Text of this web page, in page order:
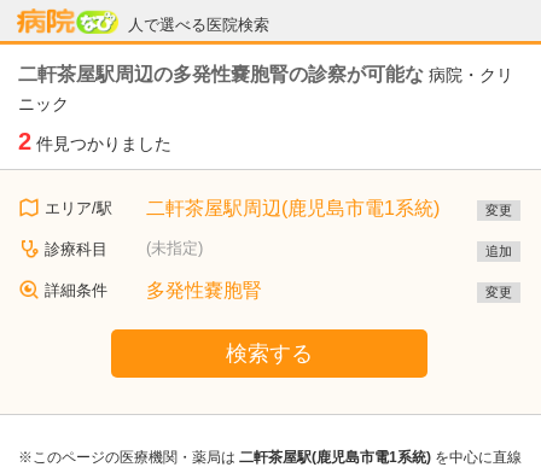
人で選べる医院検索
病院なび
二軒茶屋駅周辺の多発性嚢胞腎の診察が可能な 病院・クリ
ニック
2 件見つかりました
エリア/駅 二軒茶屋駅周辺(鹿児島市電1系統) 変更
診療科目 (未指定) 追加
詳細条件 多発性嚢胞腎 変更
検索する
※このページの医療機関・薬局は 二軒茶屋駅(鹿児島市電1系統) を中心に直線